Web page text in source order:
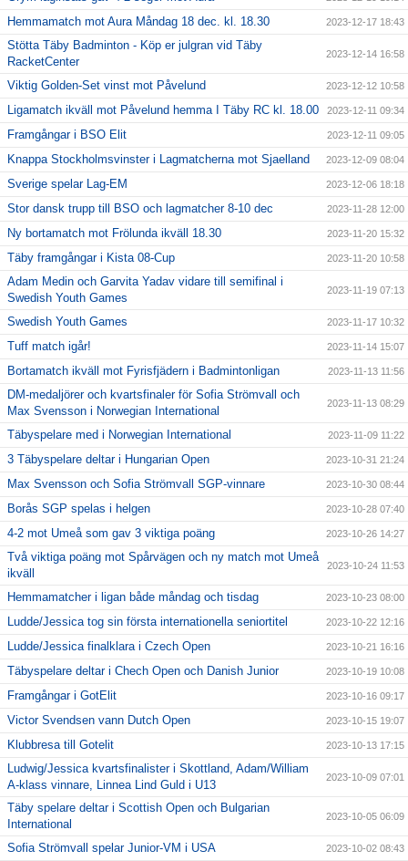
Hemmamatch mot Aura Måndag 18 dec. kl. 18.30 2023-12-17 18:43
Stötta Täby Badminton - Köp er julgran vid Täby
RacketCenter
2023-12-14 16:58
Viktig Golden-Set vinst mot Påvelund 2023-12-12 10:58
Ligamatch ikväll mot Påvelund hemma I Täby RC kl. 18.00 2023-12-11 09:34
Framgångar i BSO Elit 2023-12-11 09:05
Knappa Stockholmsvinster i Lagmatcherna mot Sjaelland 2023-12-09 08:04
Sverige spelar Lag-EM 2023-12-06 18:18
Stor dansk trupp till BSO och lagmatcher 8-10 dec 2023-11-28 12:00
Ny bortamatch mot Frölunda ikväll 18.30 2023-11-20 15:32
Täby framgångar i Kista 08-Cup 2023-11-20 10:58
Adam Medin och Garvita Yadav vidare till semifinal i
Swedish Youth Games
2023-11-19 07:13
Swedish Youth Games 2023-11-17 10:32
Tuff match igår! 2023-11-14 15:07
Bortamatch ikväll mot Fyrisfjädern i Badmintonligan 2023-11-13 11:56
DM-medaljörer och kvartsfinaler för Sofia Strömvall och
Max Svensson i Norwegian International
2023-11-13 08:29
Täbyspelare med i Norwegian International 2023-11-09 11:22
3 Täbyspelare deltar i Hungarian Open 2023-10-31 21:24
Max Svensson och Sofia Strömvall SGP-vinnare 2023-10-30 08:44
Borås SGP spelas i helgen 2023-10-28 07:40
4-2 mot Umeå som gav 3 viktiga poäng 2023-10-26 14:27
Två viktiga poäng mot Spårvägen och ny match mot Umeå
ikväll
2023-10-24 11:53
Hemmamatcher i ligan både måndag och tisdag 2023-10-23 08:00
Ludde/Jessica tog sin första internationella seniortitel 2023-10-22 12:16
Ludde/Jessica finalklara i Czech Open 2023-10-21 16:16
Täbyspelare deltar i Chech Open och Danish Junior 2023-10-19 10:08
Framgångar i GotElit 2023-10-16 09:17
Victor Svendsen vann Dutch Open 2023-10-15 19:07
Klubbresa till Gotelit 2023-10-13 17:15
Ludwig/Jessica kvartsfinalister i Skottland, Adam/William
A-klass vinnare, Linnea Lind Guld i U13
2023-10-09 07:01
Täby spelare deltar i Scottish Open och Bulgarian
International
2023-10-05 06:09
Sofia Strömvall spelar Junior-VM i USA 2023-10-02 08:43